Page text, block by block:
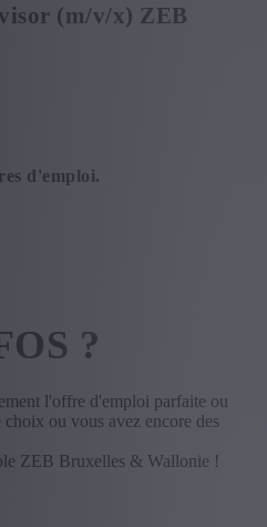
(m/v/x) ZEB
d'emploi.
?
l'offre d'emploi parfaite ou
ou vous avez encore des
ZEB Bruxelles & Wallonie !